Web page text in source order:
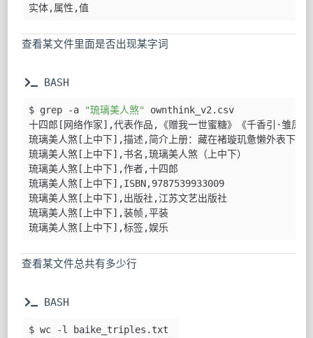
实体,属性,值
查看某文件里面是否出现某字词
BASH
$ grep -a "琉璃美人煞" ownthink_v2.csv
十四郎[网络作家],代表作品,《赠我一世蜜糖》《千香引·雏凤
琉璃美人煞[上中下],描述,简介上册：藏在褚璇玑惫懒外表下的
琉璃美人煞[上中下],书名,琉璃美人煞（上中下）
琉璃美人煞[上中下],作者,十四郎
琉璃美人煞[上中下],ISBN,9787539933009
琉璃美人煞[上中下],出版社,江苏文艺出版社
琉璃美人煞[上中下],装帧,平装
琉璃美人煞[上中下],标签,娱乐
查看某文件总共有多少行
BASH
$ wc -l baike_triples.txt